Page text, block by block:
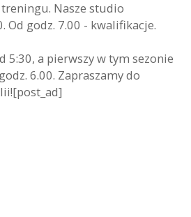
Nasze studio
Od godz. 7.00 - kwalifikacje.
5:30, a pierwszy w tym sezonie
6.00. Zapraszamy do